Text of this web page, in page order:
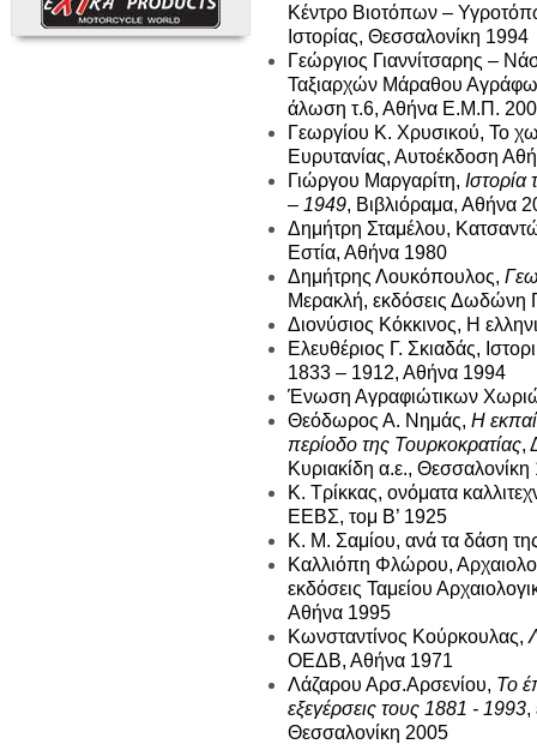
Κέντρο Βιοτόπων –
Ιστορίας, Θεσσαλονίκη 1994
Γεώργιος Γιαννίτσαρης –
Ταξιαρχών Μάραθου
άλωση τ.6, Αθήνα Ε.Μ.Π.
Γεωργίου Κ. Χρυσικού, Το
Ευρυτανίας, Αυτοέκδοση
Γιώργου Μαργαρίτη,
– 1949, Βιβλιόραμα, Αθήνα
Δημήτρη Σταμέλου,
Εστία, Αθήνα 1980
Δημήτρης Λουκόπουλος,
Μερακλή, εκδόσεις Δωδώνη
Διονύσιος Κόκκινος, Η
Ελευθέριος Γ. Σκιαδάς,
1833 – 1912, Αθήνα 1994
Ένωση Αγραφιώτικων
Θεόδωρος Α. Νημάς, Η
περίοδο της Τουρκοκρατίας,
Κυριακίδη α.ε.,
Κ. Τρίκκας, ονόματα
ΕΕΒΣ, τομ Β’ 1925
Κ. Μ. Σαμίου, ανά τα δάση
Καλλιόπη Φλώρου,
εκδόσεις Ταμείου
Αθήνα 1995
Κωνσταντίνος Κούρκουλας,
ΟΕΔΒ, Αθήνα 1971
Λάζαρου Αρσ.Αρσενίου, Το
εξεγέρσεις τους 1881 - 1993,
Θεσσαλονίκη 2005